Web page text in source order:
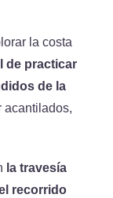
la costa
de practicar
de la
acantilados,
la travesía
recorrido